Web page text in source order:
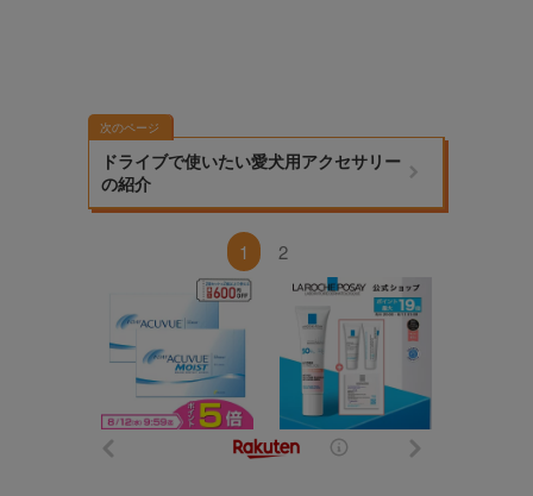
次のページ
ドライブで使いたい愛犬用アクセサリー
の紹介
1 2